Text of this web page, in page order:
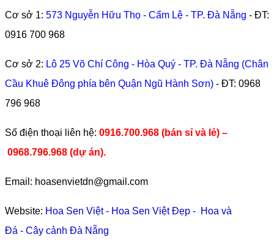
Cơ sở 1: 573 Nguyễn Hữu Thọ - Cẩm Lệ - TP. Đà Nẵng - ĐT:
0916 700 968
Cơ sở 2: Lô 25 Võ Chí Công - Hòa Quý - TP. Đà Nẵng (Chân
Cầu Khuê Đông phía bên Quận Ngũ Hành Sơn) - ĐT: 0968
796 968
​Số điện thoại liên hệ: 0916.700.968 (bán sỉ và lẻ) –
0968.796.968 (dự án).
Email: hoasenvietdn@gmail.com
Website: Hoa Sen Việt- Hoa Sen Việt Đẹp - Hoa và
Đá - Cây cảnh Đà Nẵng